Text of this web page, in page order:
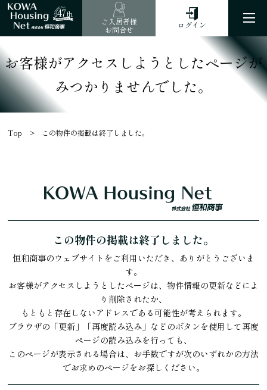
47th
ご入居者様
お問合せ
ログイン
お客様がアクセスしようとしたページが
みつかりませんでした。
Top この物件の掲載は終了しました。
この物件の掲載は終了しました。
恒和商事のウェブサイトをご利用いただき、ありがとうございま
す。
お客様がアクセスしようとしたページは、物件情報の更新などによ
り削除されたか、
もともと存在しないアドレスである可能性が考えられます。
ブラウザの「更新」「再度読み込み」などのボタンを使用して再度
ページの読み込みを行っても、
このページが表示される場合は、お手数ですが次のいずれかの方法
でお求めのページをお探しください。